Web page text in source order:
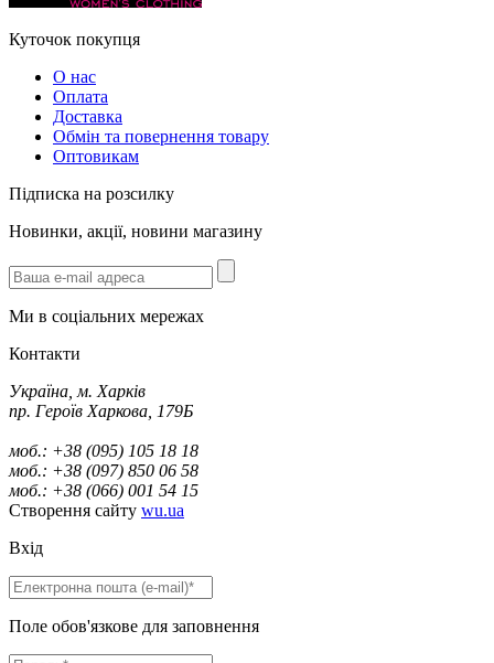
Куточок покупця
О нас
Оплата
Доставка
Обмін та повернення товару
Оптовикам
Підписка на розсилку
Новинки, акції, новини магазину
Ми в соціальних мережах
Контакти
Україна, м. Харків
пр. Героїв Харкова, 179Б
моб.: +38 (095) 105 18 18
моб.: +38 (097) 850 06 58
моб.: +38 (066) 001 54 15
Створення сайту wu.ua
Вхід
Поле обов'язкове для заповнення